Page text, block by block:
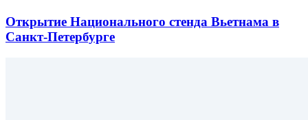
Открытие Национального стенда Вьетнама в
Санкт-Петербурге